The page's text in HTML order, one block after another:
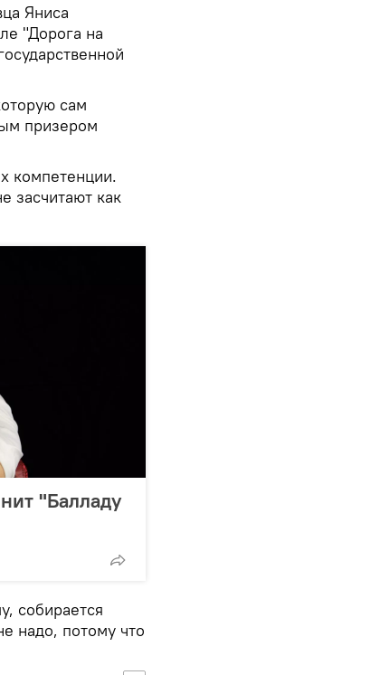
Яниса
"Дорога на
сам
призером
компетенции.
засчитают как
"Балладу
собирается
надо, потому что